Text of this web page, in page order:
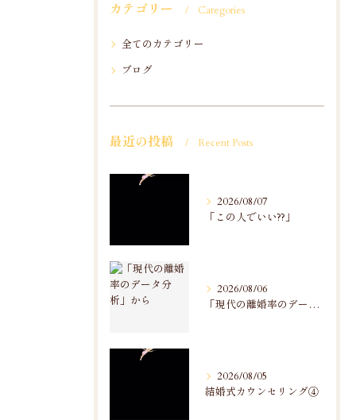
カテゴリー Categories
全てのカテゴリー
ブログ
最近の投稿 Recent Posts
2026/08/07
「この人でいい??」
2026/08/06
「現代の離婚率のデータ分析」から
2026/08/05
結婚式カウンセリング④